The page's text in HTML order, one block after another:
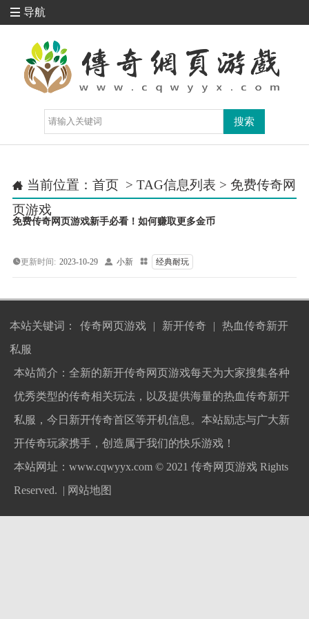
 导航
 当前位置： 首页 > TAG信息列表 > 免费传奇网
页游戏
免费传奇网页游戏新手必看！如何赚取更多金币
更新时间: 2023-10-29  小新  经典耐玩
本站关键词： 传奇网页游戏 | 新开传奇 |
热血传奇新开
私服
本站简介：全新的新开传奇网页游戏每天为大家搜集各种
优秀类型的传奇相关玩法，以及提供海量的热血传奇新开
私服，今日新开传奇首区等开机信息。本站励志与广大新
开传奇玩家携手，创造属于我们的快乐游戏！
本站网址：www.cqwyyx.com © 2021 传奇网页游戏 Rights
Reserved. | 网站地图